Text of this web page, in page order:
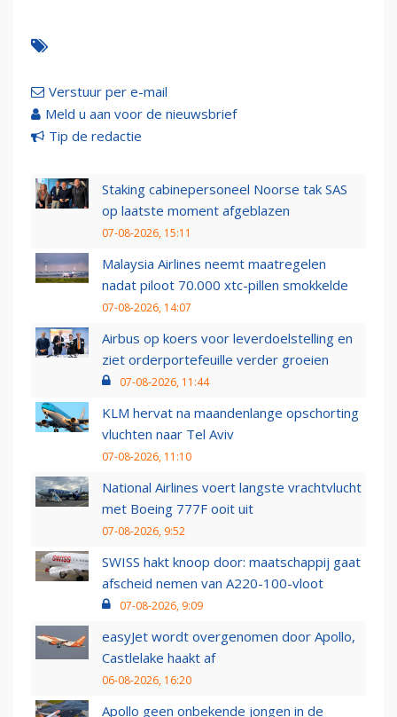
Verstuur per e-mail
Meld u aan voor de nieuwsbrief
Tip de redactie
Staking cabinepersoneel Noorse tak SAS
op laatste moment afgeblazen
07-08-2026, 15:11
Malaysia Airlines neemt maatregelen
nadat piloot 70.000 xtc-pillen smokkelde
07-08-2026, 14:07
Airbus op koers voor leverdoelstelling en
ziet orderportefeuille verder groeien
07-08-2026, 11:44
KLM hervat na maandenlange opschorting
vluchten naar Tel Aviv
07-08-2026, 11:10
National Airlines voert langste vrachtvlucht
met Boeing 777F ooit uit
07-08-2026, 9:52
SWISS hakt knoop door: maatschappij gaat
afscheid nemen van A220-100-vloot
07-08-2026, 9:09
easyJet wordt overgenomen door Apollo,
Castlelake haakt af
06-08-2026, 16:20
Apollo geen onbekende jongen in de